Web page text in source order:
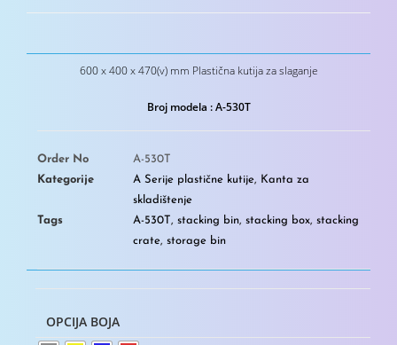
600 x 400 x 470(v) mm Plastična kutija za slaganje
Broj modela : A-530T
Order No
A-530T
Kategorije
A Serije plastične kutije, Kanta za
skladištenje
Tags
A-530T, stacking bin, stacking box, stacking
crate, storage bin
OPCIJA BOJA